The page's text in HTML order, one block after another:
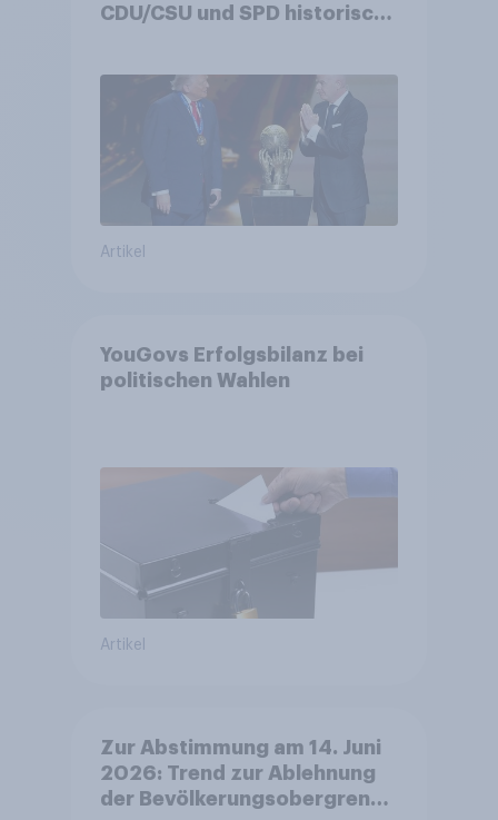
CDU/CSU und SPD historisch
Fußball-WM ohne Politik
Artikel
YouGovs Erfolgsbilanz bei
politischen Wahlen
Artikel
Zur Abstimmung am 14. Juni
2026: Trend zur Ablehnung
der Bevölkerungsobergrenze